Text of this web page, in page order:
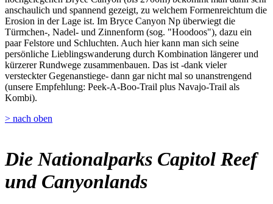
anschaulich und spannend gezeigt, zu welchem Formenreichtum die
Erosion in der Lage ist. Im Bryce Canyon Np überwiegt die
Türmchen-, Nadel- und Zinnenform (sog. "Hoodoos"), dazu ein
paar Felstore und Schluchten. Auch hier kann man sich seine
persönliche Lieblingswanderung durch Kombination längerer und
kürzerer Rundwege zusammenbauen. Das ist -dank vieler
versteckter Gegenanstiege- dann gar nicht mal so unanstrengend
(unsere Empfehlung: Peek-A-Boo-Trail plus Navajo-Trail als
Kombi).
> nach oben
Die Nationalparks Capitol Reef
und Canyonlands